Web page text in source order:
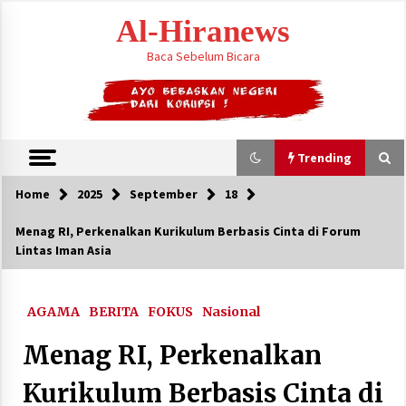
Al-Hiranews
Baca Sebelum Bicara
Trending
Trending
KTT Trilateral : Pemimpim Arab Saudi,
Pakistan dan Turki Bertemu di Jeddah
Home 2025 September 18
Menag RI, Perkenalkan Kurikulum Berbasis Cinta di Forum
Lintas Iman Asia
AGAMA BERITA FOKUS Nasional
Menag RI, Perkenalkan
Kurikulum Berbasis Cinta di